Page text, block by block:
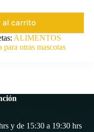
al carrito
ALIMENTOS
para otras mascotas
y de 15:30 a 19:30 hrs